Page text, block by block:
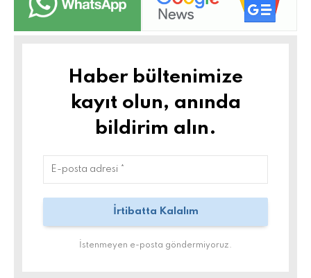
Haber bültenimize
kayıt olun, anında
bildirim alın.
İstenmeyen e-posta göndermiyoruz.